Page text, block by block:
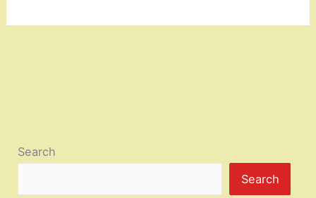
Search
Search